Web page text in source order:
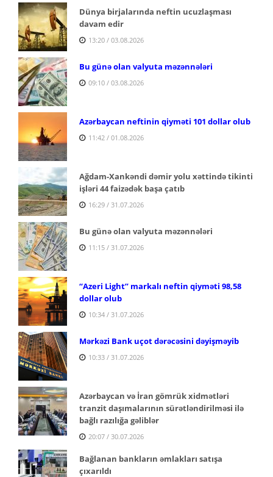
Dünya birjalarında neftin ucuzlaşması
davam edir
13:20 / 03.08.2026
Bu günə olan valyuta məzənnələri
09:10 / 03.08.2026
Azərbaycan neftinin qiyməti 101 dollar olub
11:42 / 01.08.2026
Ağdam-Xankəndi dəmir yolu xəttində tikinti
işləri 44 faizədək başa çatıb
16:29 / 31.07.2026
Bu günə olan valyuta məzənnələri
11:15 / 31.07.2026
“Azeri Light” markalı neftin qiyməti 98,58
dollar olub
10:34 / 31.07.2026
Mərkəzi Bank uçot dərəcəsini dəyişməyib
10:33 / 31.07.2026
Azərbaycan və İran gömrük xidmətləri
tranzit daşımalarının sürətləndirilməsi ilə
bağlı razılığa gəliblər
20:07 / 30.07.2026
Bağlanan bankların əmlakları satışa
çıxarıldı